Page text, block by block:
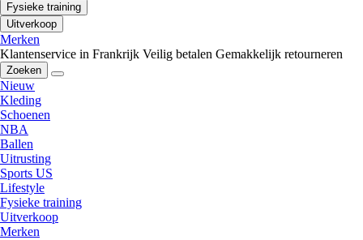
Fysieke training
Uitverkoop
Merken
Klantenservice in Frankrijk Veilig betalen Gemakkelijk retourneren
Zoeken
Nieuw
Kleding
Schoenen
NBA
Ballen
Uitrusting
Sports US
Lifestyle
Fysieke training
Uitverkoop
Merken